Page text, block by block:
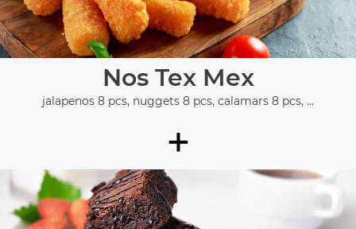
Nos Tex Mex
jalapenos 8 pcs, nuggets 8 pcs, calamars 8 pcs, ...
+